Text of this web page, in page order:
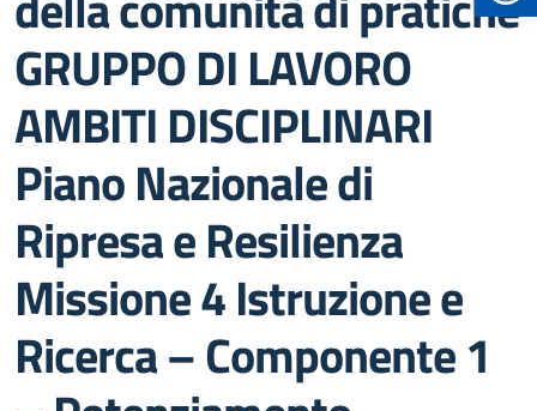
GRUPPO DI LAVORO
AMBITI DISCIPLINARI
Piano Nazionale di
Ripresa e Resilienza
Missione 4 Istruzione e
Ricerca – Componente 1